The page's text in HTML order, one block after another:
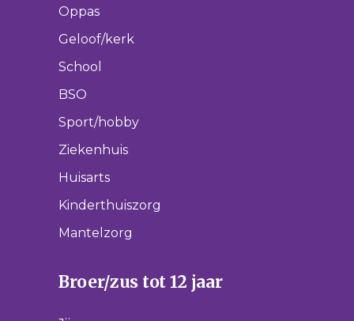
Oppas
Geloof/kerk
School
BSO
Sport/hobby
Ziekenhuis
Huisarts
Kinderthuiszorg
Mantelzorg
Broer/zus tot 12 jaar